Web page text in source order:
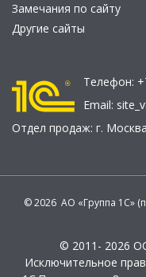
Замечания по сайту
Другие сайты
Телефон:
Email:
Отдел продаж: г. Москва
© 2026 АО «Группа 1С»
© 2011- 2026
Исключительное